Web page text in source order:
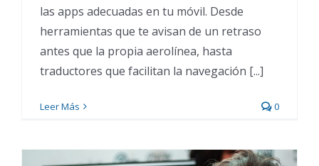
las apps adecuadas en tu móvil. Desde
herramientas que te avisan de un retraso
antes que la propia aerolínea, hasta
traductores que facilitan la navegación [...]
Leer Más 0